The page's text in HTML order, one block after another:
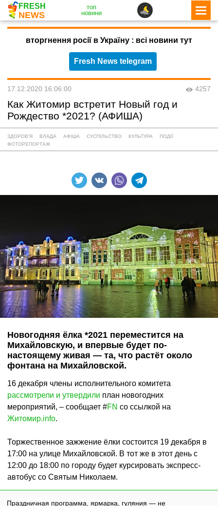
FRESH
NEWS
топ
новини
вторгнення росії в Україну : всі новини тут
Fresh News telegram
17.12.2020 16:06:00 4257
Как Житомир встретит Новый год и
Рождество *2021? (АФИША)
ЗДОРОВ'Я ВЛАДА АФІША СУСПІЛЬСТВО КУЛЬТУРА
ПОДІЇ
ФОТОРЕПОРТАЖ
Новогодняя ёлка *2021 переместится на
Михайловскую, и впервые будет по-
настоящему живая — та, что растёт около
фонтана на Михайловской.
16 декабря члены исполнительного комитета
рассмотрели и утвердили план новогодних
мероприятий, – сообщает #FN со ссылкой на
Житомир.info.
Торжественное зажжение ёлки состоится 19 декабря в
17:00 на улице Михайловской. В тот же в этот день с
12:00 до 18:00 по городу будет курсировать экспресс-
автобус со Святым Николаем.
Праздничная программа, ярмарка, гуляния — не